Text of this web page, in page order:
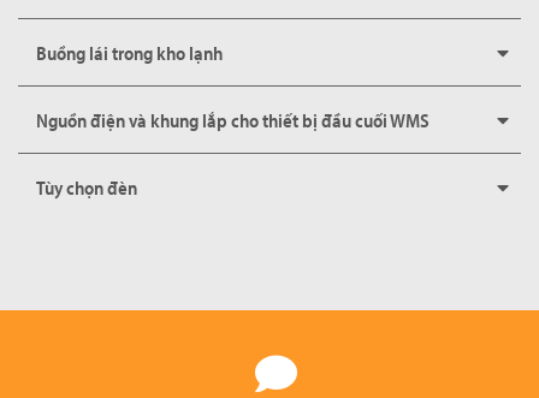
Buồng lái trong kho lạnh
Nguồn điện và khung lắp cho thiết bị đầu cuối WMS
Tùy chọn đèn